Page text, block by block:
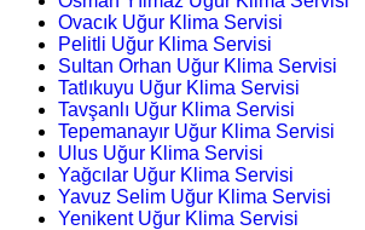
Ovacık Uğur Klima Servisi
Pelitli Uğur Klima Servisi
Sultan Orhan Uğur Klima Servisi
Tatlıkuyu Uğur Klima Servisi
Tavşanlı Uğur Klima Servisi
Tepemanayır Uğur Klima Servisi
Ulus Uğur Klima Servisi
Yağcılar Uğur Klima Servisi
Yavuz Selim Uğur Klima Servisi
Yenikent Uğur Klima Servisi